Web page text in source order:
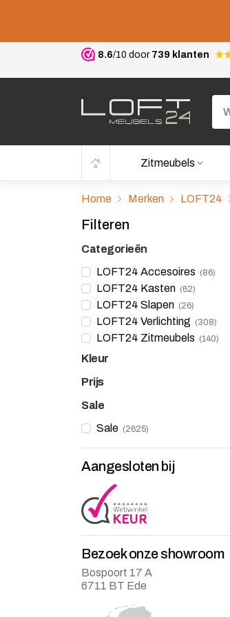
8.6/10 door 739 klanten
Zitmeubels
Home Merken LOFT24
Filteren
Categorieën
LOFT24 Accesoires
86
LOFT24 Kasten 62
LOFT24 Slapen 26
LOFT24 Verlichting 308
LOFT24 Zitmeubels 140
Kleur
Prijs
Sale
Sale
2625
Aangesloten bij
Bezoek onze showroom
Bospoort 17 A
6711 BT Ede